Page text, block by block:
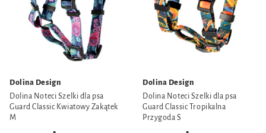
Dolina Design
Dolina Noteci Szelki dla psa
Guard Classic Kwiatowy Zakątek
M
Dolina Design
Dolina Noteci Szelki dla psa
Guard Classic Tropikalna
Przygoda S